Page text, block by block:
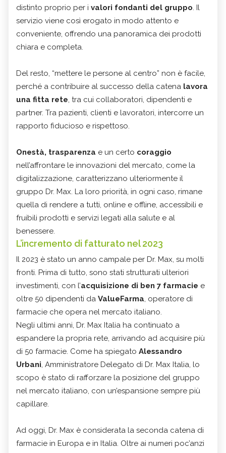
distinto proprio per i valori fondanti del gruppo. Il
servizio viene così erogato in modo attento e
conveniente, offrendo una panoramica dei prodotti
chiara e completa.
Del resto, “mettere le persone al centro” non è facile,
perché a contribuire al successo della catena lavora
una fitta rete, tra cui collaboratori, dipendenti e
partner. Tra pazienti, clienti e lavoratori, intercorre un
rapporto fiducioso e rispettoso.
Onestà, trasparenza e un certo coraggio
nell’affrontare le innovazioni del mercato, come la
digitalizzazione, caratterizzano ulteriormente il
gruppo Dr. Max. La loro priorità, in ogni caso, rimane
quella di rendere a tutti, online e offline, accessibili e
fruibili prodotti e servizi legati alla salute e al
benessere.
L’incremento di fatturato nel 2023
Il 2023 è stato un anno campale per Dr. Max, su molti
fronti. Prima di tutto, sono stati strutturati ulteriori
investimenti, con l’acquisizione di ben 7 farmacie e
oltre 50 dipendenti da ValueFarma, operatore di
farmacie che opera nel mercato italiano.
Negli ultimi anni, Dr. Max Italia ha continuato a
espandere la propria rete, arrivando ad acquisire più
di 50 farmacie. Come ha spiegato Alessandro
Urbani, Amministratore Delegato di Dr. Max Italia, lo
scopo è stato di rafforzare la posizione del gruppo
nel mercato italiano, con un’espansione sempre più
capillare.
Ad oggi, Dr. Max è considerata la seconda catena di
farmacie in Europa e in Italia. Oltre ai numeri poc’anzi